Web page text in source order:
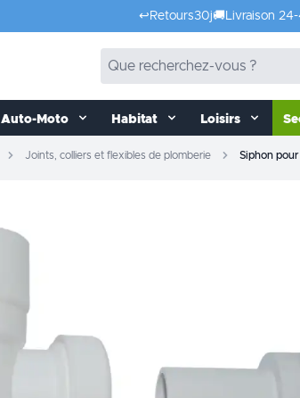
↩️ Retours30j🚚 Livraison
Auto-Moto Habitat Loisirs
Joints, colliers et flexibles de plomberie Siphon